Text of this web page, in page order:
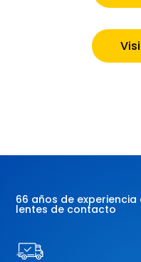
66 años de experiencia
lentes de contacto